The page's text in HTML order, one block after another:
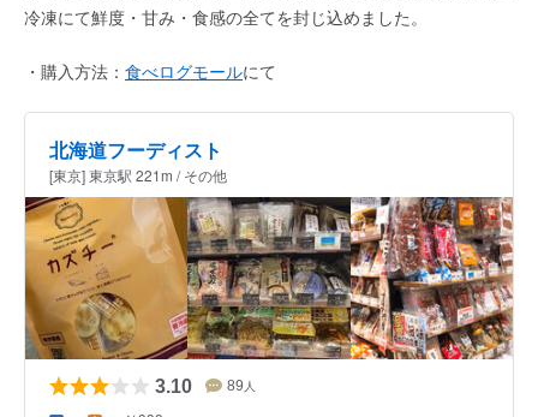
冷凍にて鮮度・甘み・食感の全てを封じ込めました。
・購入方法： 食べログモールにて
北海道フーディスト
[東京] 東京駅 221m / その他
3.10 89 人